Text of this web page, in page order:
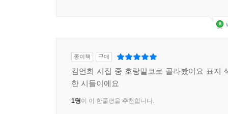
종이책 구매
김언희 시집 중 호랑말코로 골라봤어요 표지
한 시들이에요
1명이 이 한줄평을 추천합니다.